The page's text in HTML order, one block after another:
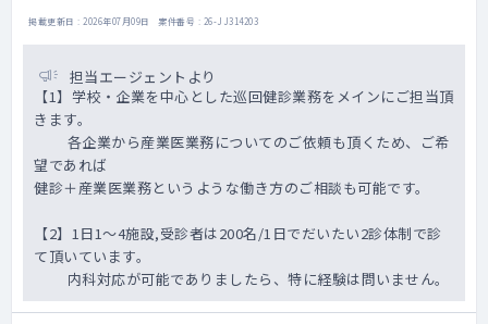
提供し、社会に貢献することを目的としてい
析サービスのMedicalDoctor(MD)ポジション
です。
DA(DataAnalytics)の２体制を取っており、
領域を活かして携わります。
が、MDには具体的には以下のような業務をお
・製薬企業の考えるニーズに応じたリサーチ
クエスチョンの考案、研究計画・解析計画の
掲載更新日 : 2026年07月09日 案件番号 : 26-JJ314203
担当エージェントより
【1】学校・企業を中心とした巡回健診業務をメインにご担当頂
きます。
各企業から産業医業務についてのご依頼も頂くため、ご希
望であれば
健診＋産業医業務というような働き方のご相談も可能です。
【2】1日1～4施設,受診者は200名/1日でだいたい2診体制で診
て頂いています。
内科対応が可能でありましたら、特に経験は問いません。